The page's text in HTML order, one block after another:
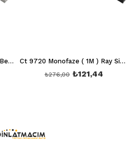
Ct 9710 Monofaze ( 1M ) Ray Beyaz (İthal) Ct 9720 Monofaze ( 1M ) Ray Siyah (İthal)
₺121,44
₺276,00